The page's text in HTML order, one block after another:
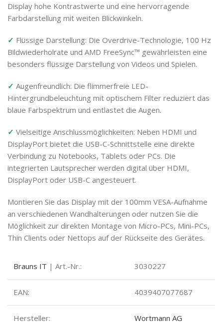
Display hohe Kontrastwerte und eine hervorragende
Farbdarstellung mit weiten Blickwinkeln.
✓ Flüssige Darstellung: Die Overdrive-Technologie, 100 Hz
Bildwiederholrate und AMD FreeSync™ gewährleisten eine
besonders flüssige Darstellung von Videos und Spielen.
✓ Augenfreundlich: Die flimmerfreie LED-
Hintergrundbeleuchtung mit optischem Filter reduziert das
blaue Farbspektrum und entlastet die Augen.
✓ Vielseitige Anschlussmöglichkeiten: Neben HDMI und
DisplayPort bietet die USB-C-Schnittstelle eine direkte
Verbindung zu Notebooks, Tablets oder PCs. Die
integrierten Lautsprecher werden digital über HDMI,
DisplayPort oder USB-C angesteuert.
Montieren Sie das Display mit der 100mm VESA-Aufnahme
an verschiedenen Wandhalterungen oder nutzen Sie die
Möglichkeit zur direkten Montage von Micro-PCs, Mini-PCs,
Thin Clients oder Nettops auf der Rückseite des Gerätes.
Brauns IT | Art.-Nr.: 3030227
EAN: 4039407077687
Hersteller: Wortmann AG